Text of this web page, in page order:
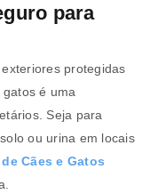
para
protegidas
é uma
Seja para
ou urina em locais
Cães e Gatos